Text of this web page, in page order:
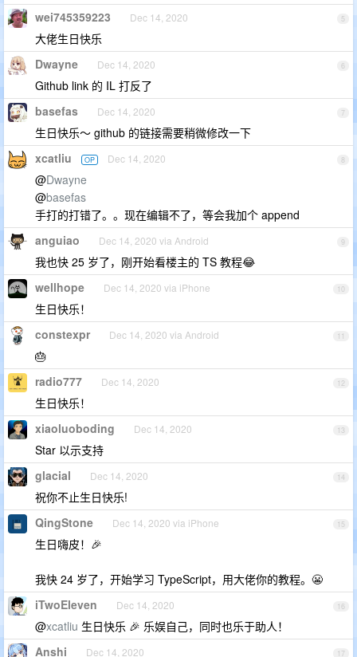
5
wei745359223 Dec 14, 2020
大佬生日快乐
6
Dwayne Dec 14, 2020
Github link 的 IL 打反了
7
basefas Dec 14, 2020
生日快乐～ github 的链接需要稍微修改一下
8
xcatliu OP Dec 14, 2020
@Dwayne
@basefas
手打的打错了。。现在编辑不了，等会我加个 append
9
anguiao Dec 14, 2020 via Android
我也快 25 岁了，刚开始看楼主的 TS 教程😂
10
wellhope Dec 14, 2020 via iPhone
生日快乐！
11
constexpr Dec 14, 2020 via Android
🎂
12
radio777 Dec 14, 2020
生日快乐！
13
xiaoluoboding Dec 14, 2020
Star 以示支持
14
glacial Dec 14, 2020
祝你不止生日快乐!
15
QingStone Dec 14, 2020 via iPhone
生日嗨皮！🎉
我快 24 岁了，开始学习 TypeScript，用大佬你的教程。😬
16
iTwoEleven Dec 14, 2020
@xcatliu 生日快乐 🎉 乐娱自己，同时也乐于助人！
17
Anshi Dec 14, 2020